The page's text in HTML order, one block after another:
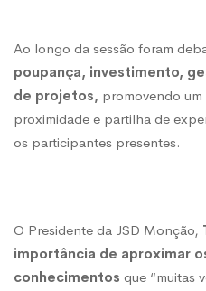
Ao longo da sessão foram
poupança, investimento,
de projetos, promovendo
proximidade e partilha de
os participantes presentes.
O Presidente da JSD Monção,
importância de aproximar
conhecimentos que “muitas